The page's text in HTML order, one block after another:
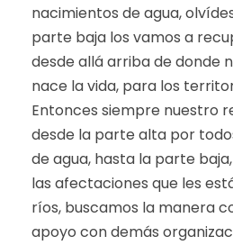
nacimientos de agua,
parte baja los vamos a
desde allá arriba de donde
nace la vida, para los
Entonces siempre nuestro
desde la parte alta por
de agua, hasta la parte
las afectaciones que les
ríos, buscamos la manera
apoyo con demás